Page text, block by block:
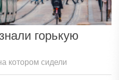
горькую
котором сидели